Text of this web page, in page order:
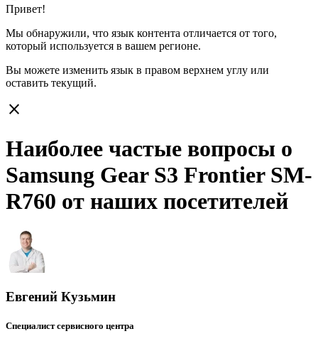
Привет!
Мы обнаружили, что язык контента отличается от того,
который используется в вашем регионе.
Вы можете изменить язык в правом верхнем углу или
оставить текущий.
close
Наиболее частые вопросы о
Samsung Gear S3 Frontier SM-
R760 от наших посетителей
Евгений Кузьмин
Специалист сервисного центра